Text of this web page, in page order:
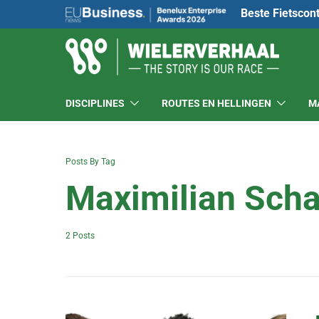
Beste
DISCIPLINES ROUTES EN HELLINGEN
Posts By Tag
Maximilian
2 Posts